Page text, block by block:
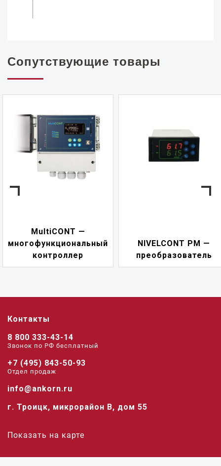
Сопутствующие товары
NIVELCONT PM —
преобразователь
переключатель
Контакты
8 800 333-43-14
Звонок по РФ беcплатный
+7 (495) 843-50-93
Отдел продаж
info@ankorn.ru
г. Троицк, микрорайон В, дом 55
Показать на карте